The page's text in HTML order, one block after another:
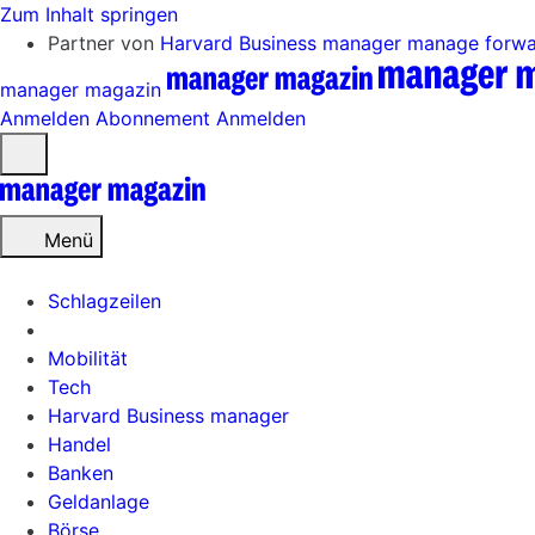
Zum Inhalt springen
Partner von Harvard Business manager manage
manager magazin
Anmelden Abonnement Anmelden
öffnen
Menü
Schlagzeilen
Mobilität
Tech
Harvard Business manager
Handel
Banken
Geldanlage
Börse